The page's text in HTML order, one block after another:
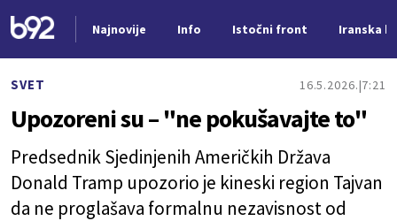
Najnovije Info Istočni front Iranska
SVET 16.5.2026. 7:21
Upozoreni su – "ne pokušavajte to"
Predsednik Sjedinjenih Američkih Država
Donald Tramp upozorio je kineski region Tajvan
da ne proglašava formalnu nezavisnost od